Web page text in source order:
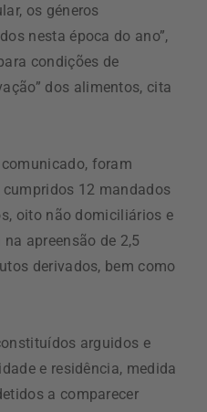
os géneros
nesta época do ano”,
condições de
dos alimentos, cita
foram
12 mandados
oito não domiciliários e
apreensão de 2,5
derivados, bem como
arguidos e
e residência, medida
a comparecer